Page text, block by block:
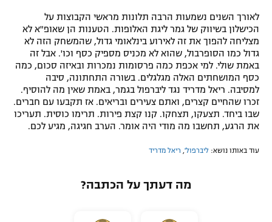
לאורך השנים נשמעות הרבה תלונות מראשי הקבוצות על
הכישלון בשיווק של גמר ליגת האלופות. הטענות הן שאופ"א לא
מצליחה להפוך את זה לאירוע בינלאומי גדול, שהמשחק הזה לא
גדול כמו הסופרבול, שהוא לא מכניס מספיק כסף וכו'. אבל זה
באמת שולי. למי אכפת כמה פרסומות נמכרות ובאיזה סכום, כמה
כסף המושחתים האלה מגלגלים. בשורה התחתונה, סיבה
למסיבה. ריאל מדריד נגד ליברפול בגמר, באמת שאין מה להוסיף.
זכרו שהחיים קצרים, ואתם צעירים ובריאים. אז תקבעו עם חברים.
שבו ביחד. תצעקו, תצחקו. קנו קצת פירות. תרימו כוסית. תעריכו
את הרגע, תחשבו מה מודי היה אומר. הערב חגיגה, מגיע לכם.
עוד באותו נושא: ליברפול' ריאל מדריד
מה דעתך על הכתבה?